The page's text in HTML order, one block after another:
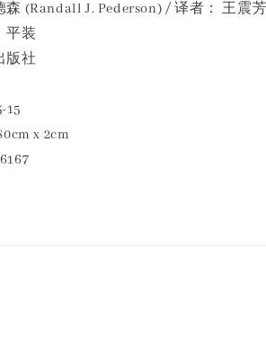
(Randall J. Pederson) / 译者： 王震芳
平装
版社
15
x 2cm